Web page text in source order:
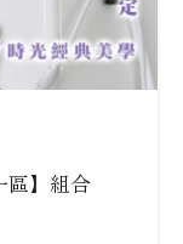
區】組合